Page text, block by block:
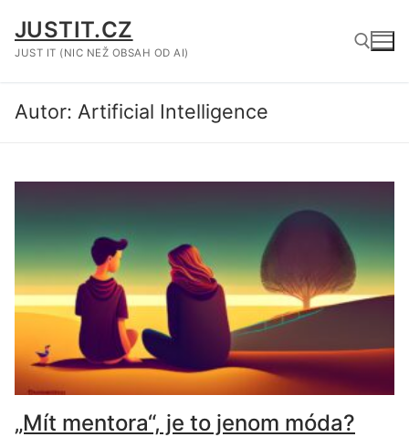
na
obsah
JUSTIT.CZ
JUST IT (NIC NEŽ OBSAH OD AI)
Hledat:
Autor: Artificial Intelligence
„Mít mentora“, je to jenom móda?